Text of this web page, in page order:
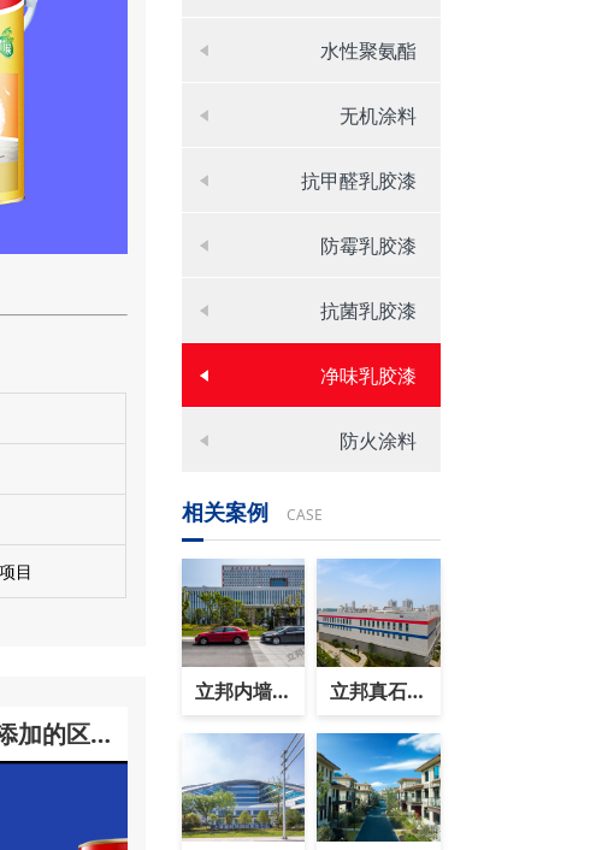
目
加的区别
水性聚氨酯
无机涂料
抗甲醛乳胶漆
防霉乳胶漆
抗菌乳胶漆
净味乳胶漆
防火涂料
相关案例 CASE
立邦内墙防
霉涂料案例
图片之（温
州市人民医
立邦真石漆
涂装案例效
果图之（珠
海中京电子